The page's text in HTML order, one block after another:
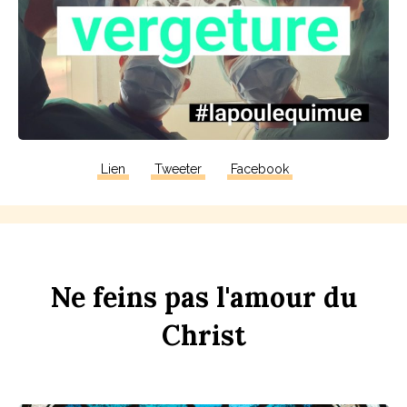
Lien Tweeter Facebook
Ne feins pas l'amour du
Christ